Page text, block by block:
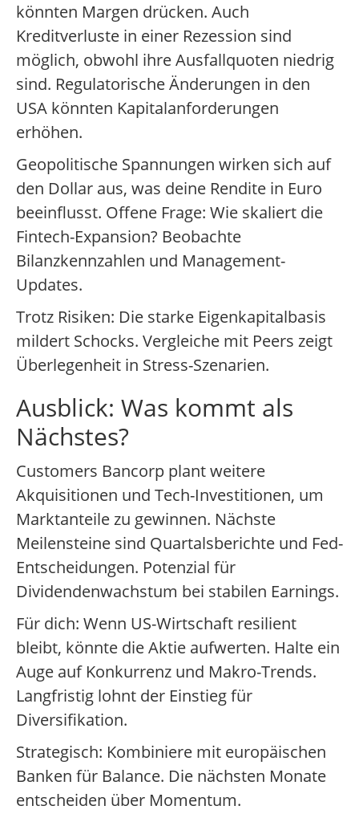
könnten Margen drücken. Auch
Kreditverluste in einer Rezession sind
möglich, obwohl ihre Ausfallquoten niedrig
sind. Regulatorische Änderungen in den
USA könnten Kapitalanforderungen
erhöhen.
Geopolitische Spannungen wirken sich auf
den Dollar aus, was deine Rendite in Euro
beeinflusst. Offene Frage: Wie skaliert die
Fintech-Expansion? Beobachte
Bilanzkennzahlen und Management-
Updates.
Trotz Risiken: Die starke Eigenkapitalbasis
mildert Schocks. Vergleiche mit Peers zeigt
Überlegenheit in Stress-Szenarien.
Ausblick: Was kommt als
Nächstes?
Customers Bancorp plant weitere
Akquisitionen und Tech-Investitionen, um
Marktanteile zu gewinnen. Nächste
Meilensteine sind Quartalsberichte und Fed-
Entscheidungen. Potenzial für
Dividendenwachstum bei stabilen Earnings.
Für dich: Wenn US-Wirtschaft resilient
bleibt, könnte die Aktie aufwerten. Halte ein
Auge auf Konkurrenz und Makro-Trends.
Langfristig lohnt der Einstieg für
Diversifikation.
Strategisch: Kombiniere mit europäischen
Banken für Balance. Die nächsten Monate
entscheiden über Momentum.